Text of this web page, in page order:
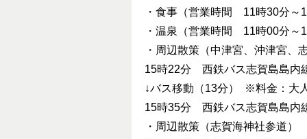
・食事（営業時間 11時30分～
・温泉（営業時間 11時00分
・周辺散策（中津宮、沖津宮、
15時22分 西鉄バス志賀島島内
↓バス移動（13分） ※料金：大
15時35分 西鉄バス志賀島島内
・周辺散策（志賀海神社参道）